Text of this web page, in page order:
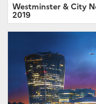
Westminster & City
2019